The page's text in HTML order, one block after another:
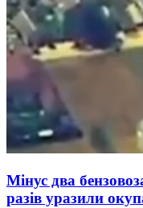
Мінус два
разів уразили